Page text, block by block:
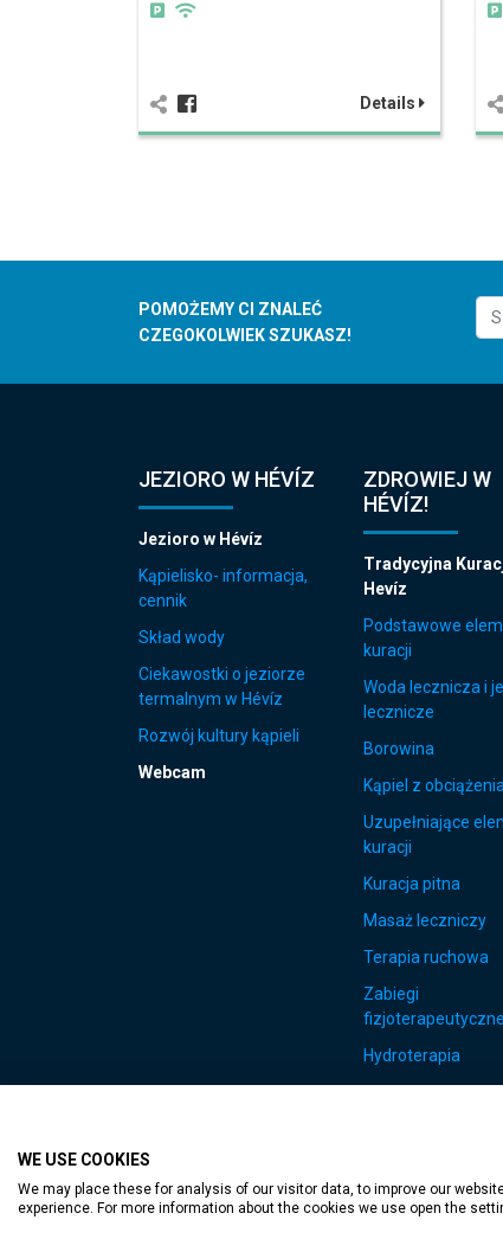
WE USE COOKIES
We may place these for analysis of our visitor data, to improve our
experience. For more information about the cookies we use open the
Details
POMOŻEMY CI ZNALEĆ
CZEGOKOLWIEK SZUKASZ!
JEZIORO W HÉVÍZ
Jezioro w Hévíz
Kąpielisko- informacja,
cennik
Skład wody
Ciekawostki o jeziorze
termalnym w Hévíz
Rozwój kultury kąpieli
Webcam
ZDROWIEJ W
HÉVÍZ!
Tradycyjna
Hevíz
Podstawowe
kuracji
Woda lecznicza i
lecznicze
Borowina
Kąpiel z
Uzupełniające
kuracji
Kuracja pitna
Masaż leczniczy
Terapia ruchowa
Zabiegi
fizjoterapeutyczne
Hydroterapia
Accessible